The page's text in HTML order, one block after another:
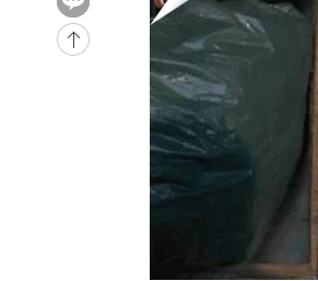
-17208초 전 >
백운산서 80년근 천종산삼
-14918초 전 >
선재도서 해루질 나섰다 실
남자 농구, 나고야 아시안게
여수 오동도 해상서 모터보
극한폭염 한풀 꺾이지만…'낮
축구협회 "압수수색·성접대
[속보]'압수수색·성접대 논
'최고 37도' 폭염 지속…강원동해
[속보]뉴욕증시 상승 마감